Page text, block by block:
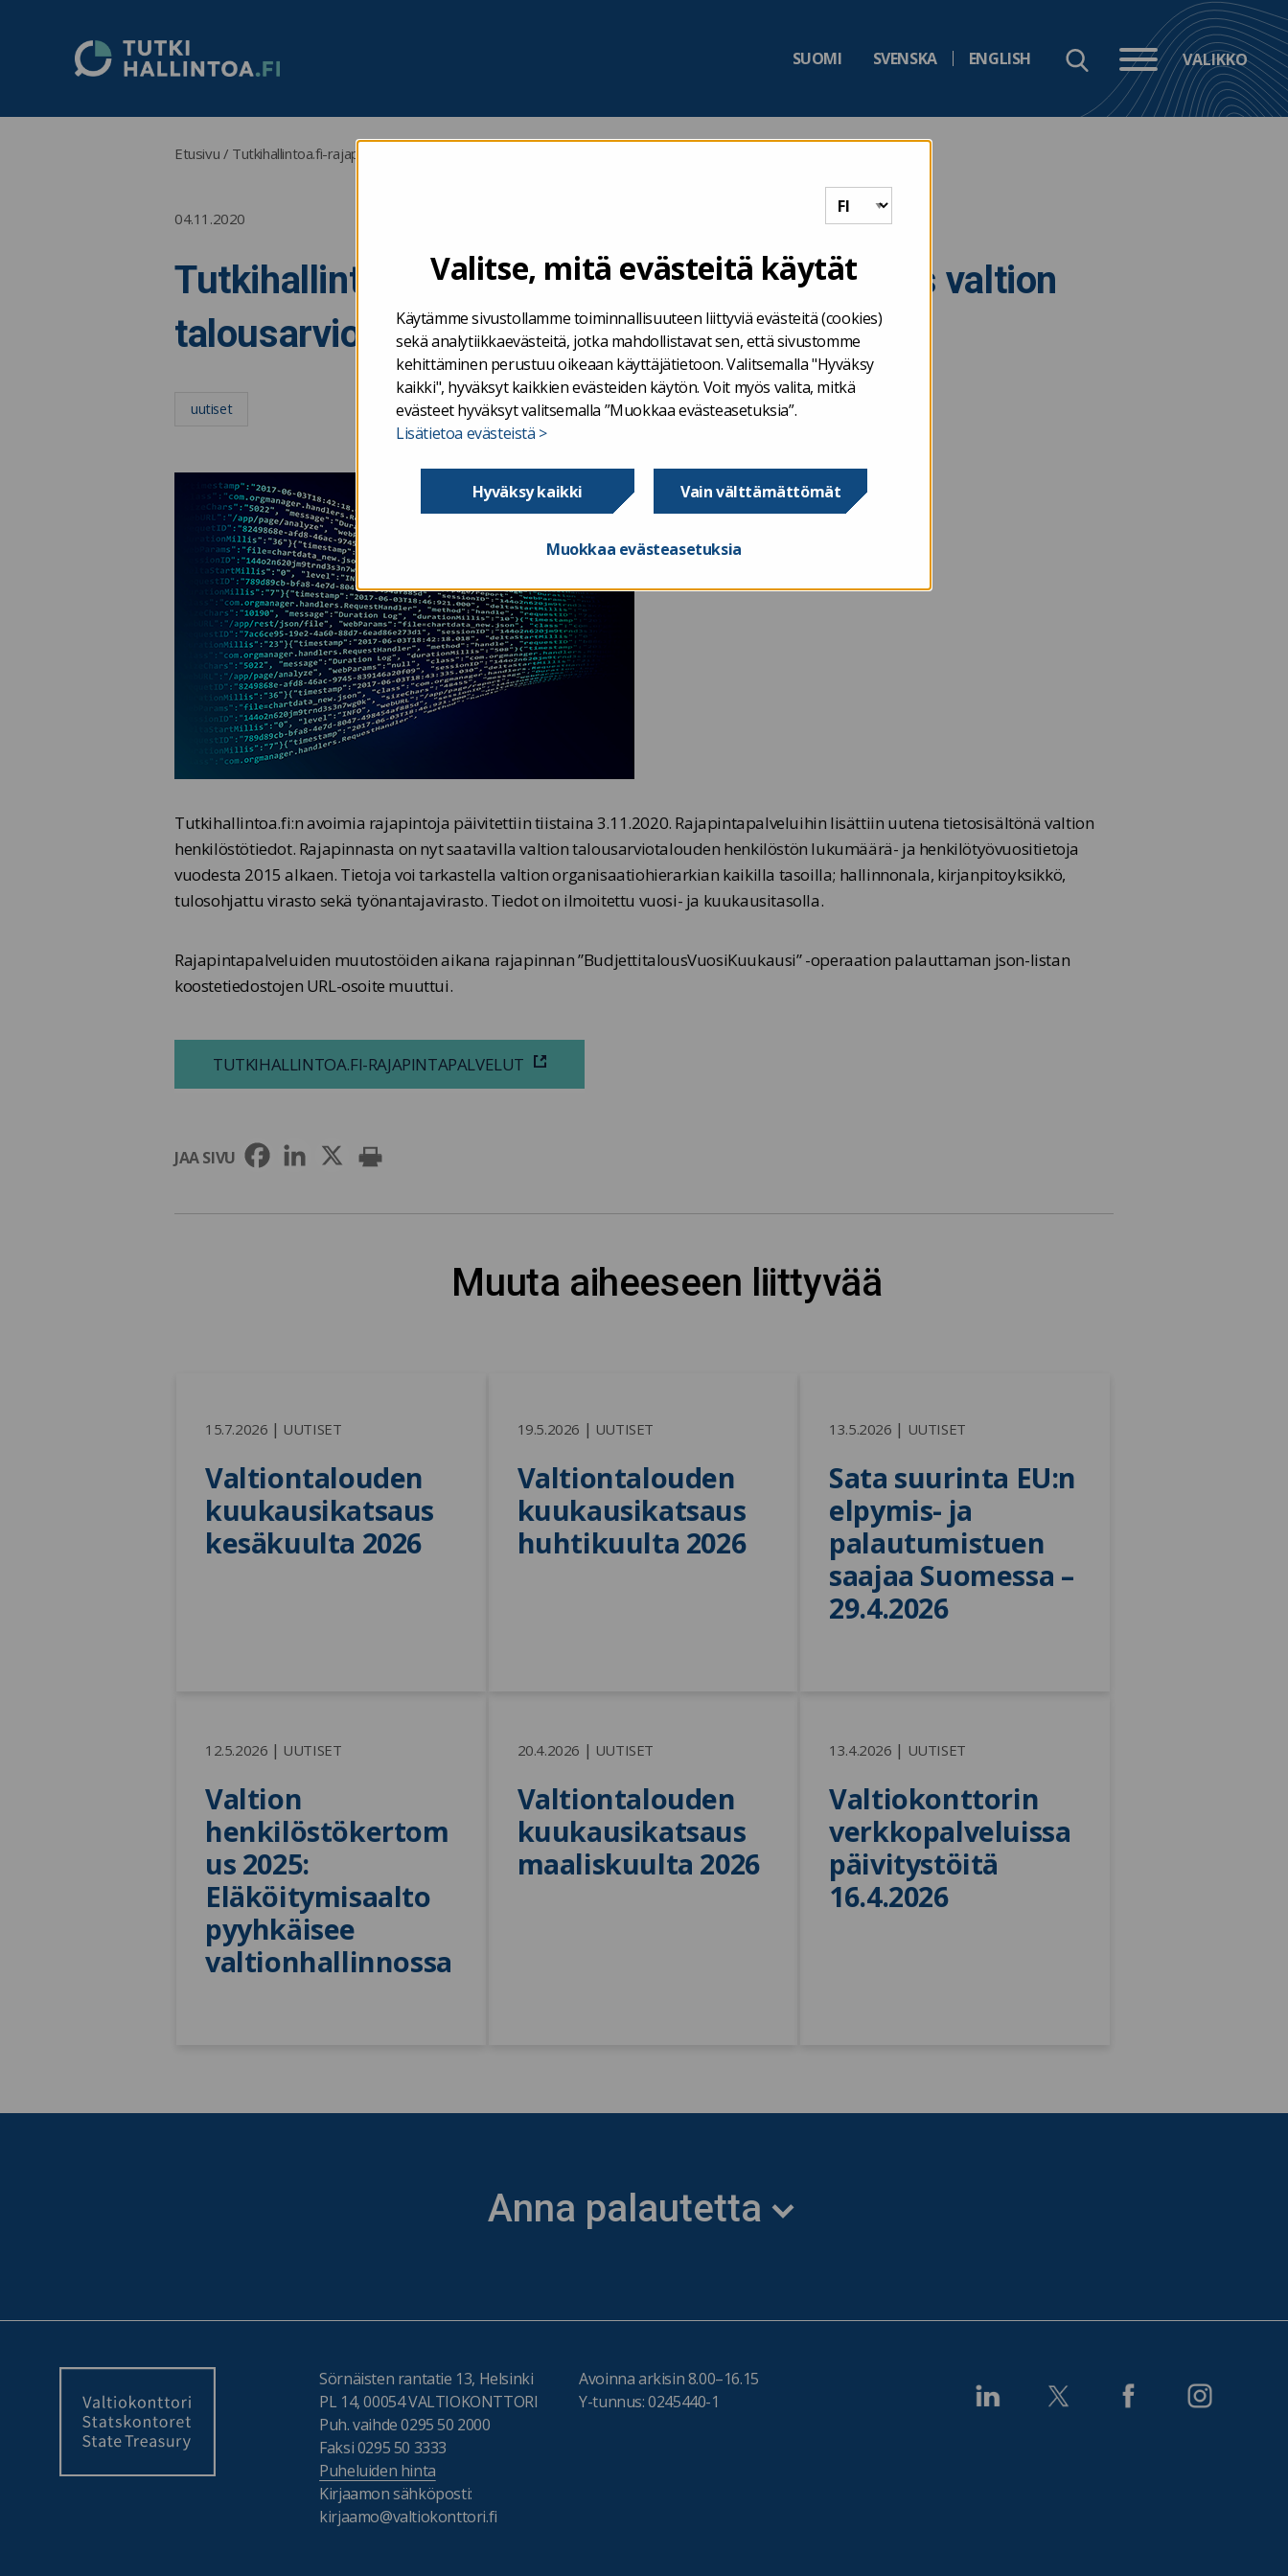
Valitse, mitä evästeitä käytät
Käytämme sivustollamme toiminnallisuuteen liittyviä evästeitä (cookies)
sekä analytiikkaevästeitä, jotka mahdollistavat sen, että sivustomme
kehittäminen perustuu oikeaan käyttäjätietoon. Valitsemalla "Hyväksy
kaikki", hyväksyt kaikkien evästeiden käytön. Voit myös valita, mitkä
evästeet hyväksyt valitsemalla ”Muokkaa evästeasetuksia”.
Lisätietoa evästeistä >
Hyväksy kaikki Vain välttämättömät
Muokkaa evästeasetuksia
Tutkihallintoa.fi SUOMI SVENSKA ENGLISH VALIKKO
Etusivu / Tutkihallintoa.fi-rajapintapalveluista nyt myös valtion talousarviotalouden henkilöstötietoja
04.11.2020
Tutkihallintoa.fi-rajapintapalveluista nyt myös valtion
talousarviotalouden henkilöstötietoja
uutiset
Tutkihallintoa.fi:n avoimia rajapintoja päivitettiin tiistaina 3.11.2020. Rajapintapalveluihin lisättiin uutena tietosisältönä valtion
henkilöstötiedot. Rajapinnasta on nyt saatavilla valtion talousarviotalouden henkilöstön lukumäärä- ja henkilötyövuositietoja
vuodesta 2015 alkaen. Tietoja voi tarkastella valtion organisaatiohierarkian kaikilla tasoilla; hallinnonala, kirjanpitoyksikkö,
tulosohjattu virasto sekä työnantajavirasto. Tiedot on ilmoitettu vuosi- ja kuukausitasolla.
Rajapintapalveluiden muutostöiden aikana rajapinnan ”BudjettitalousVuosiKuukausi” -operaation palauttaman json-listan
koostetiedostojen URL-osoite muuttui.
TUTKIHALLINTOA.FI-RAJAPINTAPALVELUT
JAA SIVU
Muuta aiheeseen liittyvää
15.7.2026 | UUTISET
Valtiontalouden
kuukausikatsaus
kesäkuulta 2026
19.5.2026 | UUTISET
Valtiontalouden
kuukausikatsaus
huhtikuulta 2026
13.5.2026 | UUTISET
Sata suurinta EU:n
elpymis- ja
palautumistuen
saajaa Suomessa –
29.4.2026
12.5.2026 | UUTISET
Valtion
henkilöstökertom
us 2025:
Eläköitymisaalto
pyyhkäisee
valtionhallinnossa
20.4.2026 | UUTISET
Valtiontalouden
kuukausikatsaus
maaliskuulta 2026
13.4.2026 | UUTISET
Valtiokonttorin
verkkopalveluissa
päivitystöitä
16.4.2026
Anna palautetta
Sörnäisten rantatie 13, Helsinki
PL 14, 00054 VALTIOKONTTORI
Puh. vaihde 0295 50 2000
Faksi 0295 50 3333
Puheluiden hinta
Kirjaamon sähköposti:
kirjaamo@valtiokonttori.fi
Avoinna arkisin 8.00–16.15
Y-tunnus: 0245440-1